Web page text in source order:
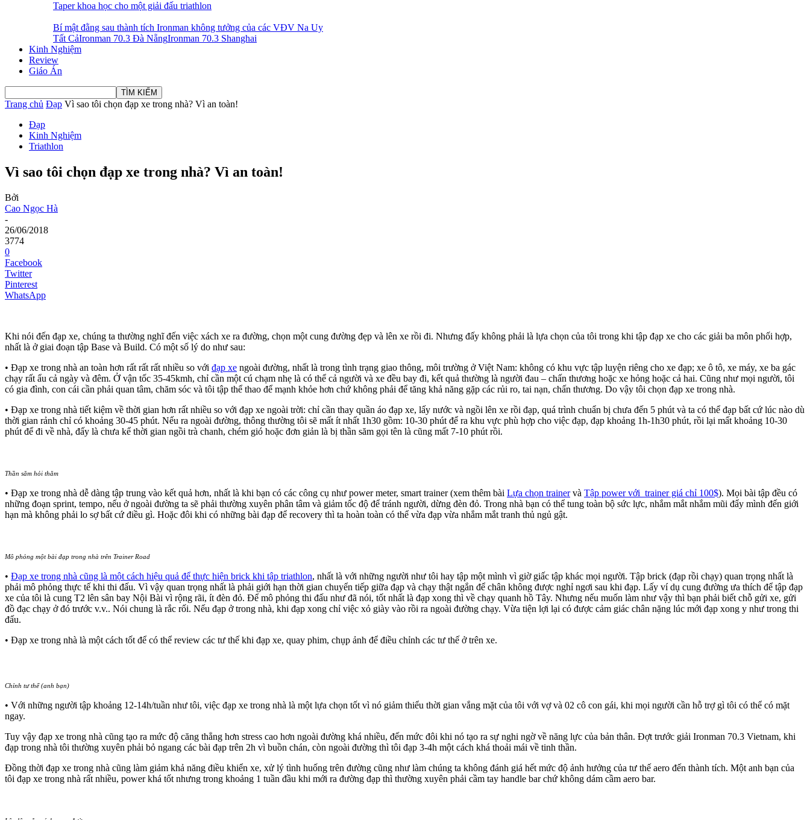
Taper khoa học cho một giải đấu triathlon
Bí mật đằng sau thành tích Ironman không tưởng của các VĐV Na Uy
Tất CảIronman 70.3 Đà NẵngIronman 70.3 Shanghai
Kinh Nghiệm
Review
Giáo Án
Trang chủ Đạp Vì sao tôi chọn đạp xe trong nhà? Vì an toàn!
Đạp
Kinh Nghiệm
Triathlon
Vì sao tôi chọn đạp xe trong nhà? Vì an toàn!
Bởi
Cao Ngọc Hà
-
26/06/2018
3774
0
Facebook
Twitter
Pinterest
WhatsApp
Khi nói đến đạp xe, chúng ta thường nghĩ đến việc xách xe ra đường, chọn một cung đường đẹp và lên xe rồi đi. Nhưng đấy không phải là lựa chọn của tôi trong khi tập đạp xe cho các giải ba môn phối hợp,
nhất là ở giai đoạn tập Base và Build. Có một số lý do như sau:
• Đạp xe trong nhà an toàn hơn rất rất rất nhiều so với đạp xe ngoài đường, nhất là trong tình trạng giao thông, môi trường ở Việt Nam: không có khu vực tập luyện riêng cho xe đạp; xe ô tô, xe máy, xe ba gác
chạy rất ẩu cả ngày và đêm. Ở vận tốc 35-45kmh, chỉ cần một cú chạm nhẹ là có thể cả người và xe đều bay đi, kết quả thường là người đau – chấn thương hoặc xe hỏng hoặc cả hai. Cũng như mọi người, tôi
có gia đình, con cái cần phải quan tâm, chăm sóc và tôi tập thể thao để mạnh khỏe hơn chứ không phải để tăng khả năng gặp các rủi ro, tai nạn, chấn thương. Do vậy tôi chọn đạp xe trong nhà.
• Đạp xe trong nhà tiết kiệm về thời gian hơn rất nhiều so với đạp xe ngoài trời: chỉ cần thay quần áo đạp xe, lấy nước và ngồi lên xe rồi đạp, quá trình chuẩn bị chưa đến 5 phút và ta có thể đạp bất cứ lúc nào dù
thời gian rảnh chỉ có khoảng 30-45 phút. Nếu ra ngoài đường, thông thường tôi sẽ mất ít nhất 1h30 gồm: 10-30 phút để ra khu vực phù hợp cho việc đạp, đạp khoảng 1h-1h30 phút, rồi lại mất khoảng 10-30
phút để đi về nhà, đấy là chưa kể thời gian ngồi trà chanh, chém gió hoặc đơn giản là bị thần săm gọi tên là cũng mất 7-10 phút rồi.
Thần săm hỏi thăm
• Đạp xe trong nhà dễ dàng tập trung vào kết quả hơn, nhất là khi bạn có các công cụ như power meter, smart trainer (xem thêm bài Lựa chọn trainervà Tập power với trainer giá chỉ 100$). Mọi bài tập đều có
những đoạn sprint, tempo, nếu ở ngoài đường ta sẽ phải thường xuyên phân tâm và giảm tốc độ để tránh người, dừng đèn đỏ. Trong nhà bạn có thể tung toàn bộ sức lực, nhắm mắt nhắm mũi đẩy mình đến giới
hạn mà không phải lo sợ bất cứ điều gì. Hoặc đôi khi có những bài đạp để recovery thì ta hoàn toàn có thể vừa đạp vừa nhắm mắt tranh thủ ngủ gật.
Mô phỏng một bài đạp trong nhà trên Trainer Road
• Đạp xe trong nhà cũng là một cách hiệu quả để thực hiện brick khi tập triathlon, nhất là với những người như tôi hay tập một mình vì giờ giấc tập khác mọi người. Tập brick (đạp rồi chạy) quan trọng nhất là
phải mô phỏng thực tế khi thi đấu. Vì vậy quan trọng nhất là phải giới hạn thời gian chuyển tiếp giữa đạp và chạy thật ngắn để chân không được nghỉ ngơi sau khi đạp. Lấy ví dụ cung đường ưa thích để tập đạp
xe của tôi là cung T2 lên sân bay Nội Bài vì rộng rãi, ít đèn đỏ. Để mô phỏng thi đấu như đã nói, tốt nhất là đạp xong thì về chạy quanh hồ Tây. Nhưng nếu muốn làm như vậy thì bạn phải biết chỗ gửi xe, gửi
đồ đạc chạy ở đó trước v.v.. Nói chung là rắc rối. Nếu đạp ở trong nhà, khi đạp xong chỉ việc xỏ giày vào rồi ra ngoài đường chạy. Vừa tiện lợi lại có được cảm giác chân nặng lúc mới đạp xong y như trong thi
đấu.
• Đạp xe trong nhà là một cách tốt để có thể review các tư thế khi đạp xe, quay phim, chụp ảnh để điều chỉnh các tư thế ở trên xe.
Chỉnh tư thế (anh bạn)
• Với những người tập khoảng 12-14h/tuần như tôi, việc đạp xe trong nhà là một lựa chọn tốt vì nó giảm thiểu thời gian vắng mặt của tôi với vợ và 02 cô con gái, khi mọi người cần hỗ trợ gì tôi có thể có mặt
ngay.
Tuy vậy đạp xe trong nhà cũng tạo ra mức độ căng thẳng hơn stress cao hơn ngoài đường khá nhiều, đến mức đôi khi nó tạo ra sự nghi ngờ về năng lực của bản thân. Đợt trước giải Ironman 70.3 Vietnam, khi
đạp trong nhà tôi thường xuyên phải bỏ ngang các bài đạp trên 2h vì buồn chán, còn ngoài đường thì tôi đạp 3-4h một cách khá thoải mái về tinh thần.
Đồng thời đạp xe trong nhà cũng làm giảm khả năng điều khiển xe, xử lý tình huống trên đường cũng như làm chúng ta không đánh giá hết mức độ ảnh hưởng của tư thế aero đến thành tích. Một anh bạn của
tôi đạp xe trong nhà rất nhiều, power khá tốt nhưng trong khoảng 1 tuần đầu khi mới ra đường đạp thì thường xuyên phải cầm tay handle bar chứ không dám cầm aero bar.